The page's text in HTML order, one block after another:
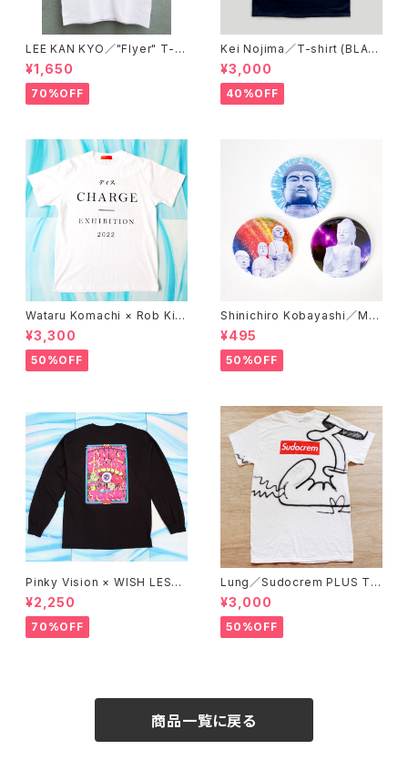
LEE KAN KYO／"Flyer" T-s
hirt
¥1,650
70%OFF
Kei Nojima／T-shirt (BLAC
K)
¥3,000
40%OFF
Wataru Komachi × Rob Kid
ney × A STORE ROBOT／T
-shirts 'DISCHARGE'
¥3,300
50%OFF
Shinichiro Kobayashi／Mirr
or 'DAISHINBUTSU'
¥495
50%OFF
Pinky Vision × WISH LESS
／Long sleeve T-shirt (BLA
CK)
¥2,250
70%OFF
Lung／Sudocrem PLUS T-
shirt_02
¥3,000
50%OFF
商品一覧に戻る